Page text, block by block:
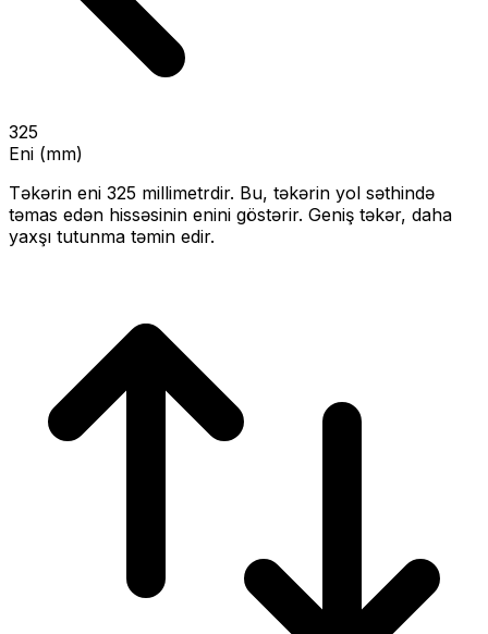
325
Eni (mm)
Təkərin eni 325 millimetrdir. Bu, təkərin yol səthində
təmas edən hissəsinin enini göstərir. Geniş təkər, daha
yaxşı tutunma təmin edir.